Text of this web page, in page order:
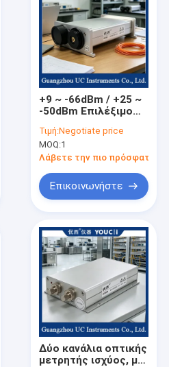
+9 ~ -66dBm / +25 ~
-50dBm Επιλέξιμο
Ισχύος Διπλού
Καναλιού
Τιμή:Negotiate price
MOQ:1
Λάβετε την πιο πρόσφατη
Επικοινωνήστε
Δύο κανάλια οπτικής
μετρητής ισχύος, με